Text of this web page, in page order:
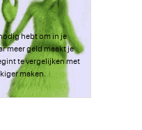
hebt om in je
meer geld maakt je
te vergelijken met
maken.